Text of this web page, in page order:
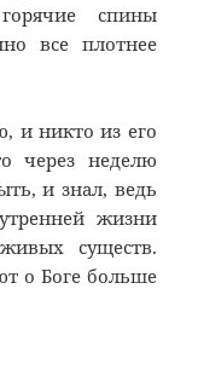
спины
все плотнее
и никто из его
через неделю
и знал, ведь
жизни
существ.
о Боге больше